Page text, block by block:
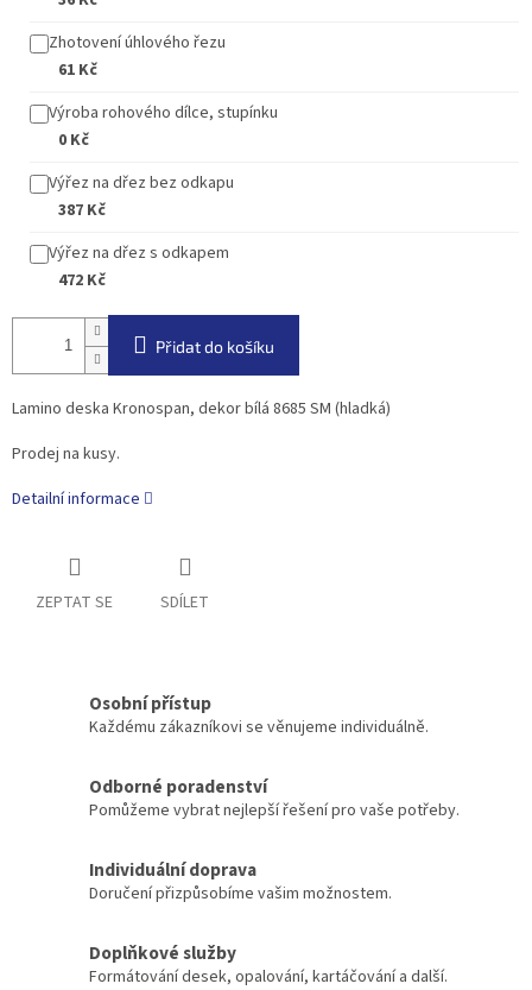
Zhotovení úhlového řezu
61 Kč
Výroba rohového dílce, stupínku
0 Kč
Výřez na dřez bez odkapu
387 Kč
Výřez na dřez s odkapem
472 Kč
Přidat do košíku
Lamino deska Kronospan, dekor bílá 8685 SM (hladká)
Prodej na kusy.
Detailní informace
ZEPTAT SE SDÍLET
Osobní přístup
Každému zákazníkovi se věnujeme individuálně.
Odborné poradenství
Pomůžeme vybrat nejlepší řešení pro vaše potřeby.
Individuální doprava
Doručení přizpůsobíme vašim možnostem.
Doplňkové služby
Formátování desek, opalování, kartáčování a další.